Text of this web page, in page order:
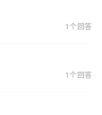
1个回答
1个回答